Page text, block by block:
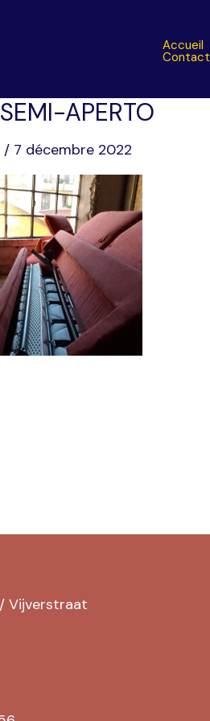
Accueil
Contact
APERTO
/ 7 décembre 2022
Vijverstraat